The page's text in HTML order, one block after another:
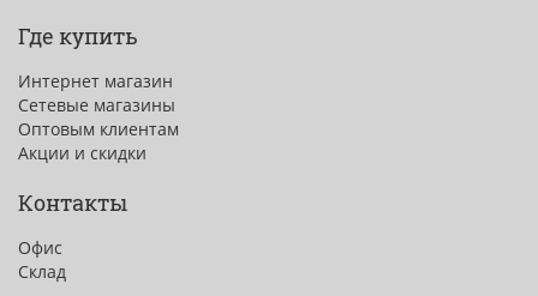
Где купить
Интернет магазин
Сетевые магазины
Оптовым клиентам
Акции и скидки
Контакты
Офис
Склад